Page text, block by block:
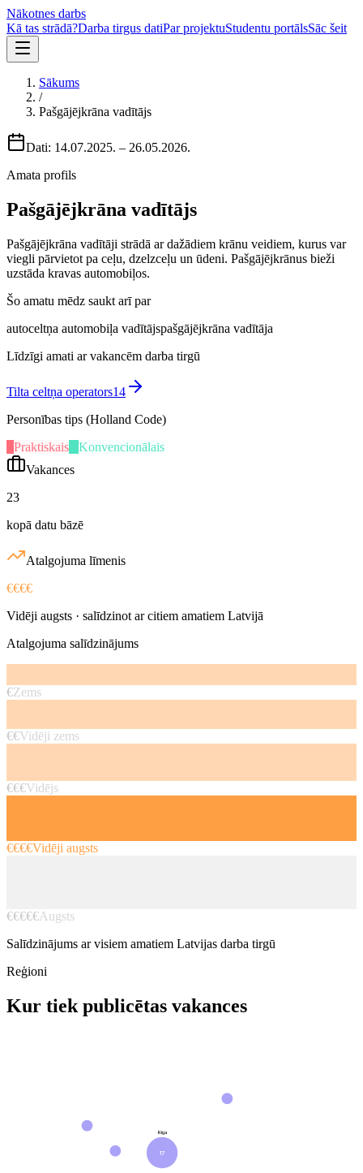
Nākotnes darbs
Kā tas strādā?Darba tirgus datiPar projektuStudentu portālsSāc šeit
Sākums
/
Pašgājējkrāna vadītājs
Dati: 14.07.2025. – 26.05.2026.
Amata profils
Pašgājējkrāna vadītājs
Pašgājējkrāna vadītāji strādā ar dažādiem krānu veidiem, kurus var
viegli pārvietot pa ceļu, dzelzceļu un ūdeni. Pašgājējkrānus bieži
uzstāda kravas automobiļos.
Šo amatu mēdz saukt arī par
autoceltņa automobiļa vadītājspašgājējkrāna vadītāja
Līdzīgi amati ar vakancēm darba tirgū
Tilta celtņa operators14
Personības tips (Holland Code)
Praktiskais
Konvencionālais
Vakances
23
kopā datu bāzē
Atalgojuma līmenis
€€€€
Vidēji augsts · salīdzinot ar citiem amatiem Latvijā
Atalgojuma salīdzinājums
€Zems
€€Vidēji zems
€€€Vidējs
€€€€Vidēji augsts
€€€€€Augsts
Salīdzinājums ar visiem amatiem Latvijas darba tirgū
Reģioni
Kur tiek publicētas vakances
17
Rīga